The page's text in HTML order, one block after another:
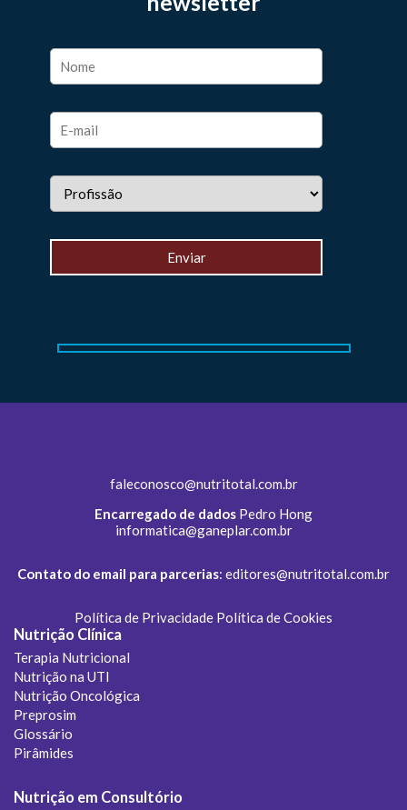
faleconosco@nutritotal.com.br
Encarregado de dados Pedro Hong
informatica@ganeplar.com.br
Contato do email para parcerias: editores@nutritotal.com.br
Política de Privacidade Política de Cookies
Nutrição Clínica
Terapia Nutricional
Nutrição na UTI
Nutrição Oncológica
Preprosim
Glossário
Pirâmides
Nutrição em Consultório